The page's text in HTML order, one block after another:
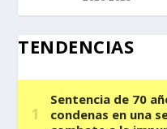
TENDENCIAS